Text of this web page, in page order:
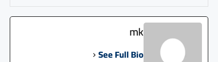
mk
See Full Bio